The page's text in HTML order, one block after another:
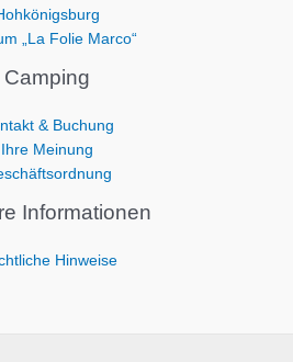
„La Folie Marco“
Camping
& Buchung
Ihre Meinung
Informationen
Hinweise